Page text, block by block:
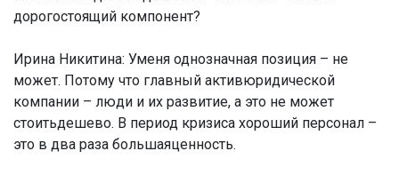
дорогостоящий компонент?
Ирина Никитина: Уменя однозначная позиция – не
может. Потому что главный активюридической
компании – люди и их развитие, а это не может
стоитьдешево. В период кризиса хороший персонал –
это в два раза большаяценность.